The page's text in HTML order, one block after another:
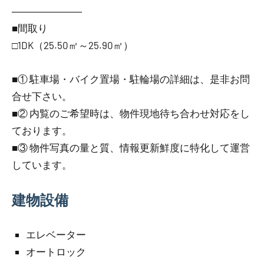
―――――――
■間取り
□1DK（25.50㎡～25.90㎡）
■① 駐車場・バイク置場・駐輪場の詳細は、是非お問
合せ下さい。
■② 内覧のご希望時は、物件現地待ち合わせ対応をし
ております。
■③ 物件写真の量と質、情報更新鮮度に特化して運営
しています。
建物設備
エレベーター
オートロック